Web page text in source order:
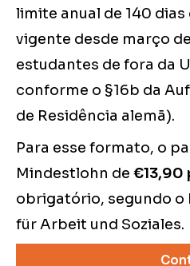
limite anual de 140
vigente desde março
estudantes de fora da
conforme o §16b da
de Residência alemã).
Para esse formato, o
Mindestlohn de €13,90
obrigatório, segundo o
für Arbeit und Soziales.